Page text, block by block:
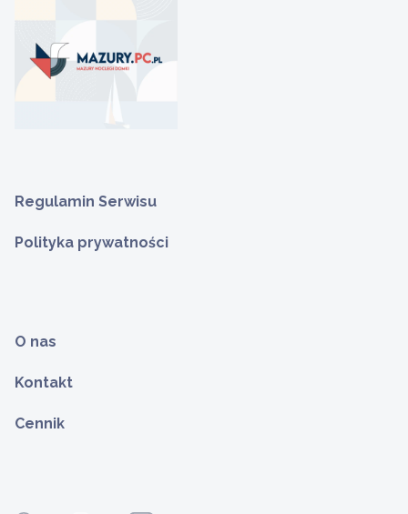
Regulamin Serwisu
Polityka prywatności
O nas
Kontakt
Cennik